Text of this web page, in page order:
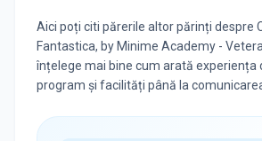
Aici poți citi părerile altor părinți despre
Fantastica, by Minime Academy -
înțelege mai bine cum arată experiența
program și facilități până la